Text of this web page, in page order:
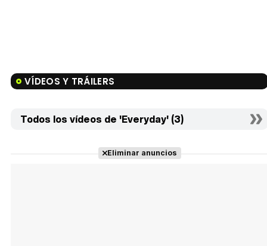
VÍDEOS Y TRÁILERS
Todos los vídeos de 'Everyday' (3)
Eliminar anuncios